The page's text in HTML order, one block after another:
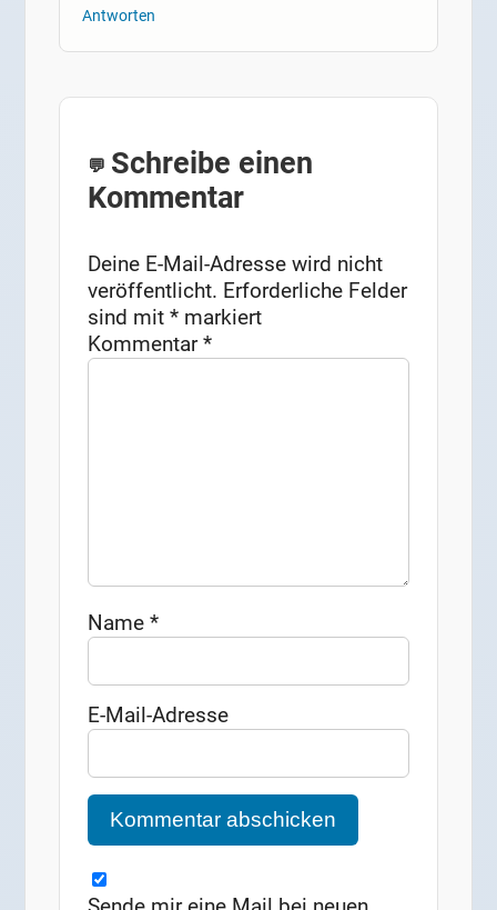
Antworten
Schreibe einen
Kommentar
Deine E-Mail-Adresse wird nicht
veröffentlicht. Erforderliche Felder
sind mit* markiert
Kommentar*
Name*
E-Mail-Adresse